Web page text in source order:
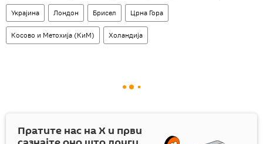
Украјина Лондон Брисел Црна Гора
Косово и Метохија (КиМ) Холандија
Пратите нас наX и први